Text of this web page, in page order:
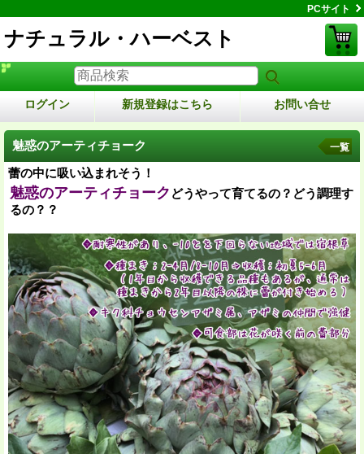
PCサイト
ナチュラル・ハーベスト
ログイン 新規登録はこちら お問い合せ
魅惑のアーティチョーク
蕾の中に吸い込まれそう！
魅惑のアーティチョーク どうやって育てるの？どう調理す
るの？？
一覧